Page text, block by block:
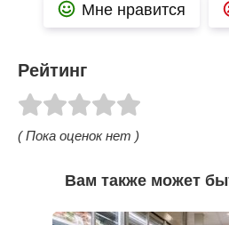
Мне нравится
Рейтинг
( Пока оценок нет )
Вам также может